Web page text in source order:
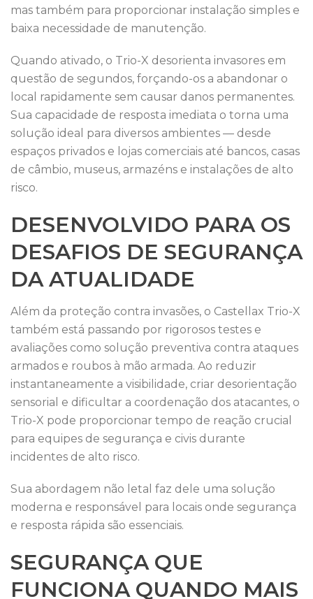
mas também para proporcionar instalação simples e
baixa necessidade de manutenção.
Quando ativado, o Trio-X desorienta invasores em
questão de segundos, forçando-os a abandonar o
local rapidamente sem causar danos permanentes.
Sua capacidade de resposta imediata o torna uma
solução ideal para diversos ambientes — desde
espaços privados e lojas comerciais até bancos, casas
de câmbio, museus, armazéns e instalações de alto
risco.
DESENVOLVIDO PARA OS
DESAFIOS DE SEGURANÇA
DA ATUALIDADE
Além da proteção contra invasões, o Castellax Trio-X
também está passando por rigorosos testes e
avaliações como solução preventiva contra ataques
armados e roubos à mão armada. Ao reduzir
instantaneamente a visibilidade, criar desorientação
sensorial e dificultar a coordenação dos atacantes, o
Trio-X pode proporcionar tempo de reação crucial
para equipes de segurança e civis durante
incidentes de alto risco.
Sua abordagem não letal faz dele uma solução
moderna e responsável para locais onde segurança
e resposta rápida são essenciais.
SEGURANÇA QUE
FUNCIONA QUANDO MAIS